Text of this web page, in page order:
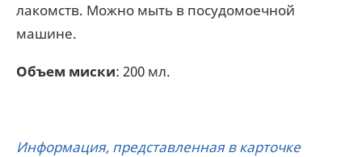
лакомств. Можно мыть в посудомоечной
машине.
Объем миски: 200 мл.
Информация, представленная в карточке